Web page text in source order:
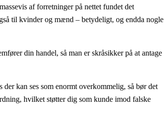
af forretninger på nettet fundet det
til kvinder og mænd – betydeligt, og endda nogle
din handel, så man er skråsikker på at antage
kan ses som enormt overkommelig, så bør det
hvilket støtter dig som kunde imod falske